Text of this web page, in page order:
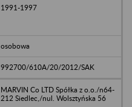
1991-1997
osobowa
992700/610A/20/2012/SAK
MARVIN Co LTD Spółka z o.o./n64-
212 Siedlec,/nul. Wolsztyńska 56